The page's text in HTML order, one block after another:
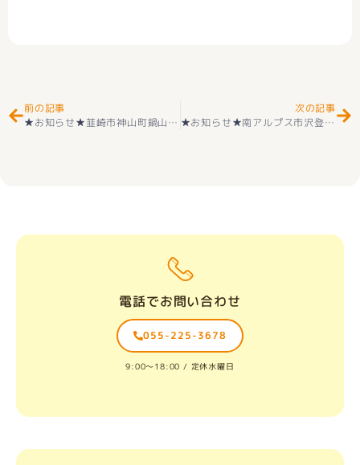
前の記事
★お知らせ★韮崎市神山町鍋山 新築建売住宅 好評販売中
次の記事
★お知らせ★南アルプス市沢登物件 ご契約ありがとうございます(^_-)-☆
電話でお問い合わせ
055-225-3678
9:00〜18:00 / 定休水曜日